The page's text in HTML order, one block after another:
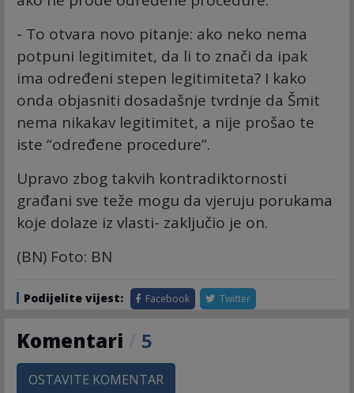
- To otvara novo pitanje: ako neko nema
potpuni legitimitet, da li to znači da ipak
ima određeni stepen legitimiteta? I kako
onda objasniti dosadašnje tvrdnje da Šmit
nema nikakav legitimitet, a nije prošao te
iste “određene procedure”.
Upravo zbog takvih kontradiktornosti
građani sve teže mogu da vjeruju porukama
koje dolaze iz vlasti- zaključio je on.
(BN) Foto: BN
Podijelite vijest: Facebook Twitter
Komentari 5
OSTAVITE KOMENTAR